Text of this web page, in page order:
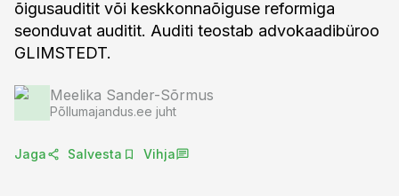
õigusauditit või keskkonnaõiguse reformiga
seonduvat auditit. Auditi teostab advokaadibüroo
GLIMSTEDT.
Meelika Sander-Sõrmus
Põllumajandus.ee juht
Jaga Salvesta Vihja